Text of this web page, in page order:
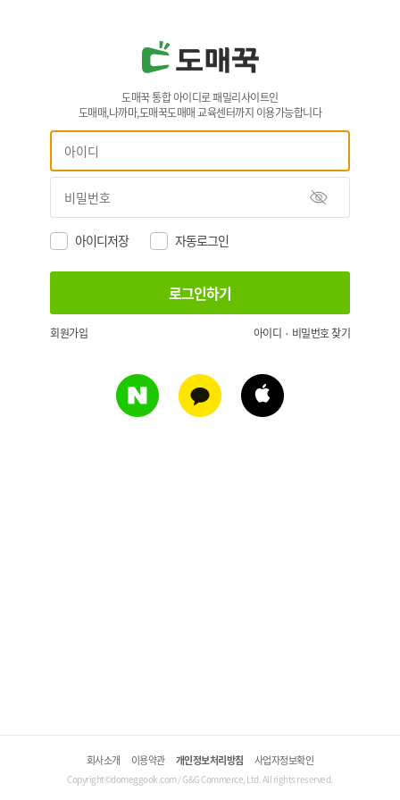
도매꾹 통합 아이디로 패밀리사이트인
도매매,나까마,도매꾹도매매 교육센터까지 이용가능합니다
아이디저장 자동로그인
회원가입 아이디 · 비밀번호 찾기
회사소개 이용약관 개인정보처리방침 사업자정보확인
Copyright©domeggook.com / G&G Commerce, Ltd. All rights reserved.